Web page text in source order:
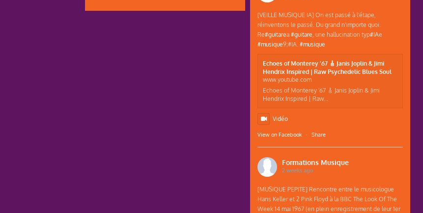
[VEILLE MUSIQUE IA] On est passé à l'étape,
réinventons le passé. Du grand n'importe quoi.
Re#guitarea#guitare , une hallucination typ#IAe
#musique9;#IA. #musique
Echoes of Monterey '67 🎸 Janis Joplin & Jimi
Hendrix Inspired | Raw Psychedelic Blues Soul
www.youtube.com
Echoes of Monterey '67 🎸 Janis Joplin & Jimi
Hendrix Inspired | Raw...
Vidéo
View on Facebook · Share
Formations Musique
2 weeks ago
[MUSIQUE PEPITE] Rencontre entre le musicologue
Hans Keller et 2 Pink Floyd à la BBC The Look Of The
Week 14 mai 1967 (en plein enregistrement de leur 1er